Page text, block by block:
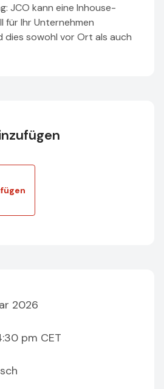
JCO kann eine Inhouse-
für Ihr Unternehmen
dies sowohl vor Ort als auch
2026
pm CET